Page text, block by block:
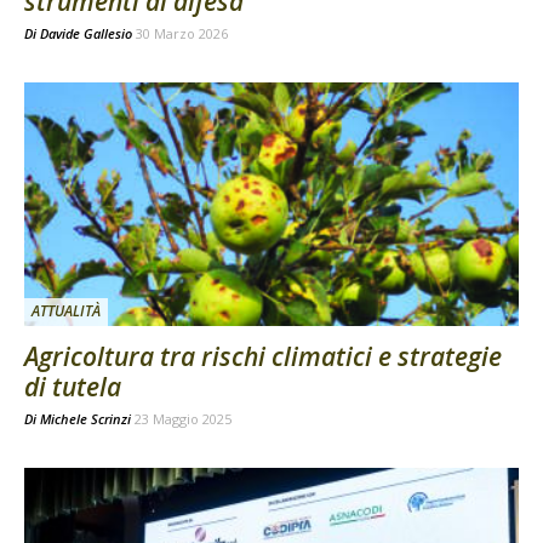
Di Davide Gallesio 30 Marzo 2026
ATTUALITÀ
Agricoltura tra rischi climatici e strategie
di tutela
Di Michele Scrinzi 23 Maggio 2025